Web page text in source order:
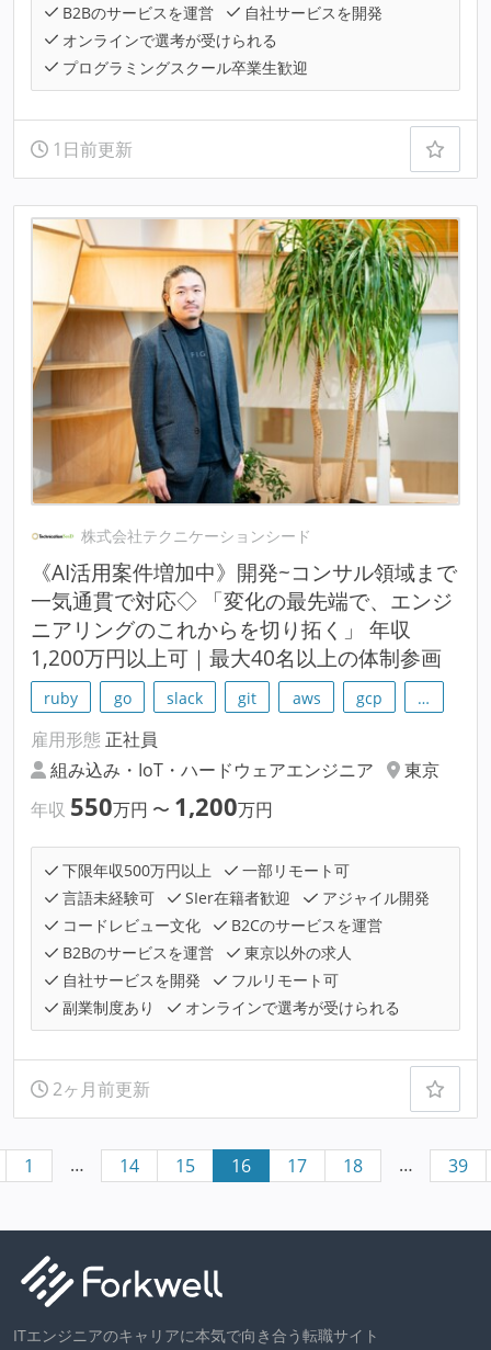
B2Bのサービスを運営
自社サービスを開発
オンラインで選考が受けられる
プログラミングスクール卒業生歓迎
1日前更新
株式会社テクニケーションシード
《AI活用案件増加中》開発~コンサル領域まで
一気通貫で対応◇ 「変化の最先端で、エンジ
ニアリングのこれからを切り拓く」 年収
1,200万円以上可｜最大40名以上の体制参画
ruby go slack git aws gcp …
雇用形態 正社員
組み込み・IoT・ハードウェアエンジニア
東京
年収 550万円 〜 1,200万円
下限年収500万円以上
一部リモート可
言語未経験可
SIer在籍者歓迎
アジャイル開発
コードレビュー文化
B2Cのサービスを運営
B2Bのサービスを運営
東京以外の求人
自社サービスを開発
フルリモート可
副業制度あり
オンラインで選考が受けられる
2ヶ月前更新
1 … 14 15 16 17 18 … 39
ITエンジニアのキャリアに本気で向き合う転職サイト